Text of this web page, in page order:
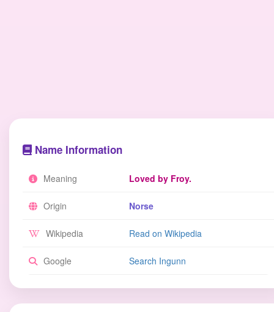
Name Information
Meaning Loved by Froy.
Origin Norse
Wikipedia Read on Wikipedia
Google Search Ingunn